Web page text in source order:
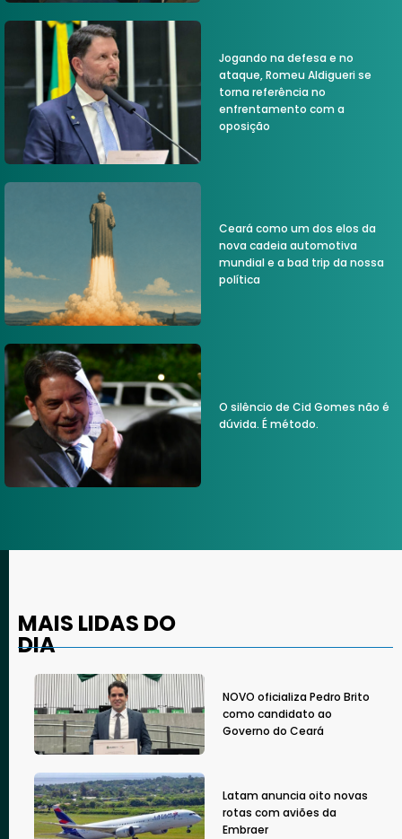
Jogando na defesa e no
ataque, Romeu Aldigueri se
torna referência no
enfrentamento com a
oposição
Ceará como um dos elos da
nova cadeia automotiva
mundial e a bad trip da nossa
política
O silêncio de Cid Gomes não é
dúvida. É método.
MAIS LIDAS DO
DIA
NOVO oficializa Pedro Brito
como candidato ao
Governo do Ceará
Latam anuncia oito novas
rotas com aviões da
Embraer